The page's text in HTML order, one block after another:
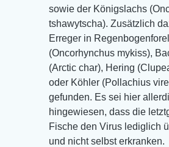
sowie der Königslachs
tshawytscha). Zusätzlich
Erreger in
(Oncorhynchus mykiss),
(Arctic char), Hering
oder Köhler (Pollachius
gefunden. Es sei hier
hingewiesen, dass die
Fische den Virus lediglich
und nicht selbst erkranken.